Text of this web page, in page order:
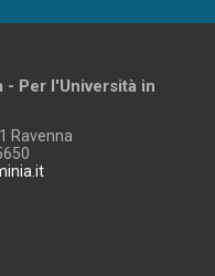
- Per l'Università in
Ravenna